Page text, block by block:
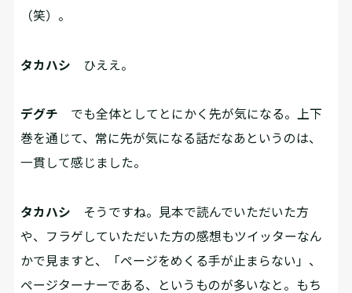
（笑）。
タカハシ ひええ。
デグチ でも全体としてとにかく先が気になる。上下
巻を通じて、常に先が気になる話だなあというのは、
一貫して感じました。
タカハシ そうですね。見本で読んでいただいた方
や、フラゲしていただいた方の感想もツイッターなん
かで見ますと、「ページをめくる手が止まらない」、
ページターナーである、というものが多いなと。もち